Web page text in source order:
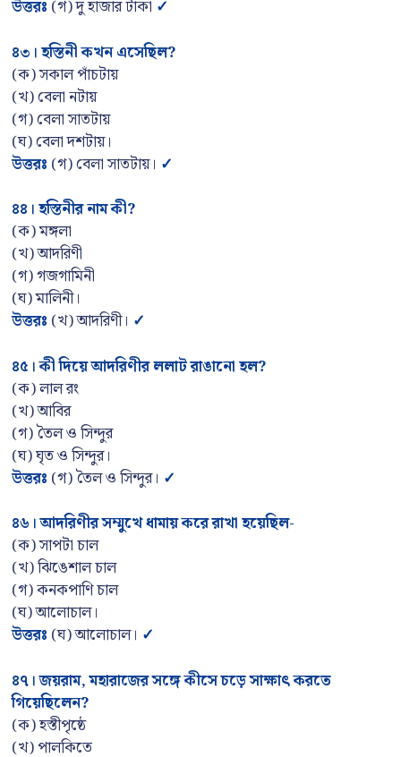
উত্তরঃ (গ) দু হাজার টাকা ✓
৪৩ ।হস্তিনী কখন এসেছিল?
(ক) সকাল পাঁচটায়
(খ) বেলা নটায়
(গ) বেলা সাতটায়
(ঘ) বেলা দশটায়।
উত্তরঃ (গ) বেলা সাতটায়। ✓
৪৪ ।হস্তিনীর নাম কী?
(ক) মঙ্গলা
(খ) আদরিণী
(গ) গজগামিনী
(ঘ) মালিনী।
উত্তরঃ (খ) আদরিণী। ✓
৪৫ ।কী দিয়ে আদরিণীর ললাট রাঙানো হল?
(ক) লাল রং
(খ) আবির
(গ) তৈল ও সিন্দুর
(ঘ) ঘৃত ও সিন্দুর।
উত্তরঃ (গ) তৈল ও সিন্দুর। ✓
৪৬ ।আদরিণীর সম্মুখে ধামায় করে রাখা হয়েছিল-
(ক) সাপটা চাল
(খ) ঝিঙেশাল চাল
(গ) কনকপাণি চাল
(ঘ) আলোচাল।
উত্তরঃ (ঘ) আলোচাল। ✓
৪৭। জয়রাম, মহারাজের সঙ্গে কীসে চড়ে সাক্ষাৎ করতে
গিয়েছিলেন?
(ক) হস্তীপৃষ্ঠে
(খ) পালকিতে